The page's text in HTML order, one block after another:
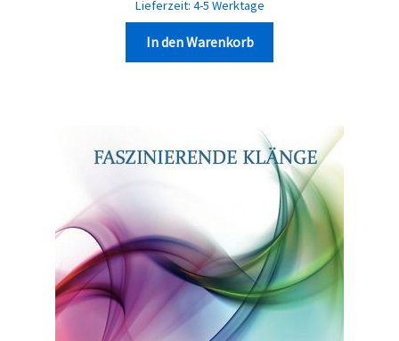
Lieferzeit: 4-5 Werktage
In den Warenkorb